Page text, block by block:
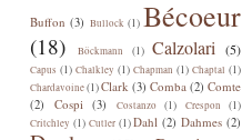
Buffon (3) Bullock (1) Bécoeur
(18) Böckmann (1) Calzolari (5)
Capus (1) Chalkley (1) Chapman (1) Chaptal (1)
Chardavoine(1)Clark (3) Comba (2) Comte
(2) Cospi (3) Costanzo (1) Crespon (1)
Critchley (1) Cutler (1) Dahl (2) Dahmes (2)